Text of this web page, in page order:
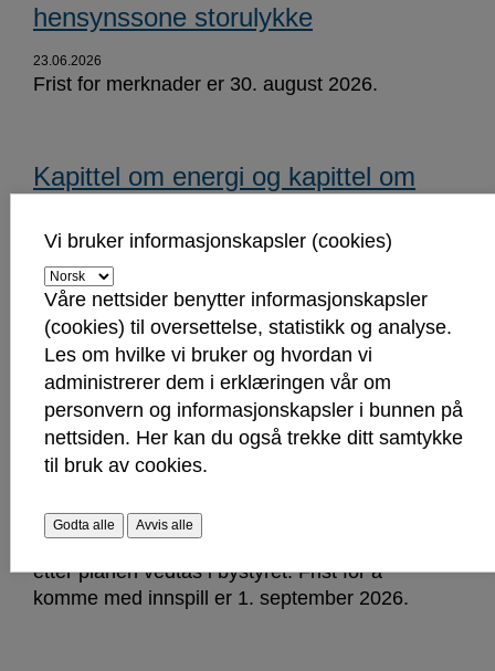
hensynssone storulykke
23.06.2026
Frist for merknader er 30. august 2026.
Kapittel om energi og kapittel om
klima og energi – offentlig ettersyn
Frist for merknader er 01.09.2026.
Høring: Forskrift om håndtering av
husholdningsavfall
28.05.2026
Forskriften ligger nå ute på høring og skal
etter planen vedtas i bystyret. Frist for å
komme med innspill er 1. september 2026.
Vi bruker informasjonskapsler (cookies)
Våre nettsider benytter informasjonskapsler
(cookies) til oversettelse, statistikk og analyse.
Les om hvilke vi bruker og hvordan vi
administrerer dem i erklæringen vår om
personvern og informasjonskapsler i bunnen på
nettsiden. Her kan du også trekke ditt samtykke
til bruk av cookies.
Godta alle Avvis alle